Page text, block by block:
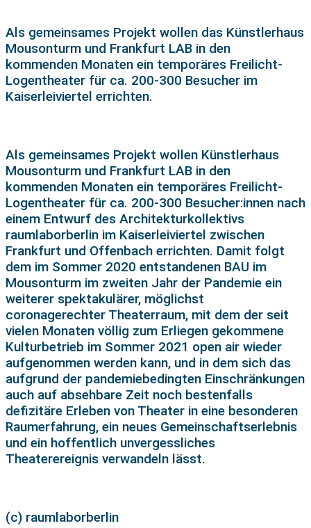
Als gemeinsames Projekt wollen das Künstlerhaus
Mousonturm und Frankfurt LAB in den
kommenden Monaten ein temporäres Freilicht-
Logentheater für ca. 200-300 Besucher im
Kaiserleiviertel errichten.
Als gemeinsames Projekt wollen Künstlerhaus
Mousonturm und Frankfurt LAB in den
kommenden Monaten ein temporäres Freilicht-
Logentheater für ca. 200-300 Besucher:innen nach
einem Entwurf des Architekturkollektivs
raumlaborberlin im Kaiserleiviertel zwischen
Frankfurt und Offenbach errichten. Damit folgt
dem im Sommer 2020 entstandenen BAU im
Mousonturm im zweiten Jahr der Pandemie ein
weiterer spektakulärer, möglichst
coronagerechter Theaterraum, mit dem der seit
vielen Monaten völlig zum Erliegen gekommene
Kulturbetrieb im Sommer 2021 open air wieder
aufgenommen werden kann, und in dem sich das
aufgrund der pandemiebedingten Einschränkungen
auch auf absehbare Zeit noch bestenfalls
defizitäre Erleben von Theater in eine besonderen
Raumerfahrung, ein neues Gemeinschaftserlebnis
und ein hoffentlich unvergessliches
Theaterereignis verwandeln lässt.
(c) raumlaborberlin